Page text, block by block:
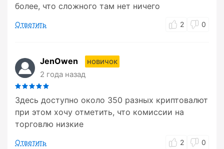
более, что сложного там нет ничего
Ответить 2 0
JenOwen
новичок
2 года назад
Здесь доступно около 350 разных криптовалют
при этом хочу отметить, что комиссии на
торговлю низкие
Ответить 2 0